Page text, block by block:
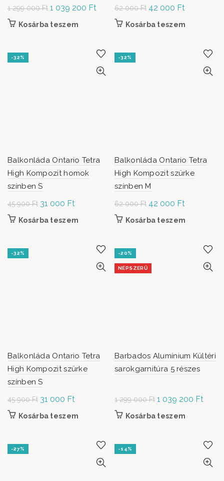
1 299 000Ft Original
price was: 1
1 039 200 Ft Current
price is:
Kosárba teszem
62 000Ft Original
price was:
42 000 Ft
Kosárba teszem
-32%
Balkonláda Ontario Tetra
High Kompozit homok
színben S
45 900Ft Original
price was:
31 000 Ft
Kosárba teszem
-32%
Balkonláda Ontario Tetra
High Kompozit szürke
színben M
62 000Ft Original
price was:
42 000 Ft
Kosárba teszem
-32%
Balkonláda Ontario Tetra
High Kompozit szürke
színben S
45 900Ft Original
price was:
31 000 Ft
Kosárba teszem
-20%
NÉPSZERŰ
Barbados Alumínium Kültéri
sarokgarnitúra 5 részes
1 299 000Ft Original
price was: 1
1 039 200 Ft
Kosárba teszem
-27% -14%